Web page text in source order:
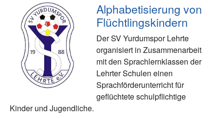
Alphabetisierung von
Flüchtlingskindern
Der SV Yurdumspor Lehrte
organisiert in Zusammenarbeit
mit den Sprachlernklassen der
Lehrter Schulen einen
Sprachförderunterricht für
geflüchtete schulpflichtige
Kinder und Jugendliche.